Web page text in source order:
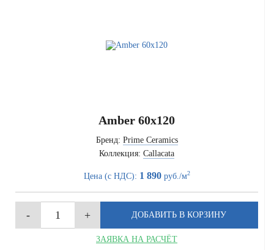
Amber 60x120
Бренд: Prime Ceramics
Коллекция: Callacata
Цена (с НДС): 1 890руб./м2
ЗАЯВКА НА РАСЧЁТ